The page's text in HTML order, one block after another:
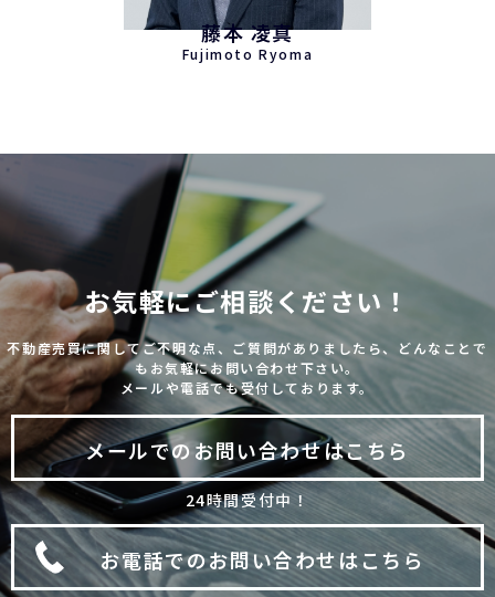
藤本 凌真
Fujimoto Ryoma
お気軽にご相談ください！
不動産売買に関してご不明な点、ご質問がありましたら、どんなことで
もお気軽にお問い合わせ下さい。
メールや電話でも受付しております。
メールでのお問い合わせはこちら
24時間受付中！
お電話でのお問い合わせはこちら